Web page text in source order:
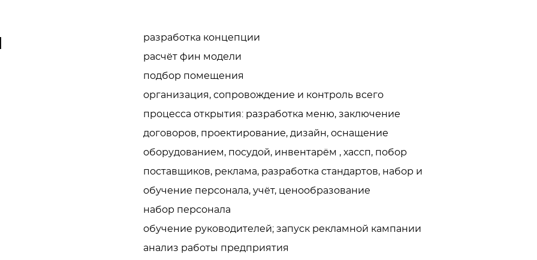
разработка концепции
расчёт фин модели
подбор помещения
организация, сопровождение и контроль всего
процесса открытия: разработка меню, заключение
договоров, проектирование, дизайн, оснащение
оборудованием, посудой, инвентарём , хассп, побор
поставщиков, реклама, разработка стандартов, набор и
обучение персонала, учёт, ценообразование
набор персонала
обучение руководителей; запуск рекламной кампании
анализ работы предприятия